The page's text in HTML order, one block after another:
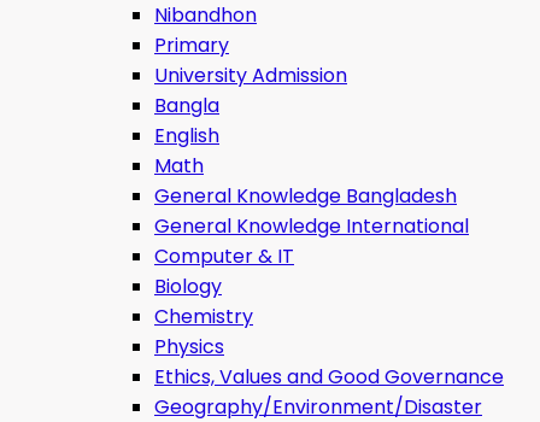
Nibandhon
Primary
University Admission
Bangla
English
Math
General Knowledge Bangladesh
General Knowledge International
Computer & IT
Biology
Chemistry
Physics
Ethics, Values ​​and Good Governance
Geography/Environment/Disaster